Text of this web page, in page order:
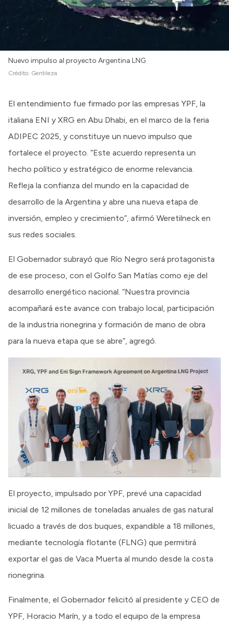
Nuevo impulso al proyecto Argentina LNG
Crédito: Gentileza
El entendimiento fue firmado por las empresas YPF, la
italiana ENI y XRG en Abu Dhabi, en el marco de la feria
ADIPEC 2025, y constituye un nuevo impulso que
fortalece el proyecto. “Este acuerdo representa un
hecho político y estratégico de enorme relevancia.
Refleja la confianza del mundo en la capacidad de
desarrollo de la Argentina y abre una nueva etapa de
inversión, empleo y crecimiento”, afirmó Weretilneck en
sus redes sociales.
El Gobernador subrayó que Río Negro será protagonista
de ese proceso, con el Golfo San Matías como eje del
desarrollo energético nacional. “Nuestra provincia
acompañará este avance con trabajo local, participación
de la industria rionegrina y formación de mano de obra
para la nueva etapa que se abre”, agregó.
El proyecto, impulsado por YPF, prevé una capacidad
inicial de 12 millones de toneladas anuales de gas natural
licuado a través de dos buques, expandible a 18 millones,
mediante tecnología flotante (FLNG) que permitirá
exportar el gas de Vaca Muerta al mundo desde la costa
rionegrina.
Finalmente, el Gobernador felicitó al presidente y CEO de
YPF, Horacio Marín, y a todo el equipo de la empresa